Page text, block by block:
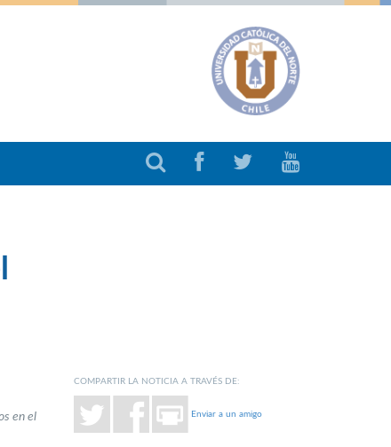
en el
COMPARTIR LA NOTICIA A TRAVÉS DE:
Enviar a un amigo